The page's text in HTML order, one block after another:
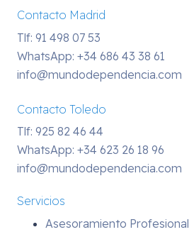
Contacto Madrid
Tlf: 91 498 07 53
WhatsApp: +34 686 43 38 61
info@mundodependencia.com
Contacto Toledo
Tlf: 925 82 46 44
WhatsApp: +34 623 26 18 96
info@mundodependencia.com
Servicios
Asesoramiento Profesional